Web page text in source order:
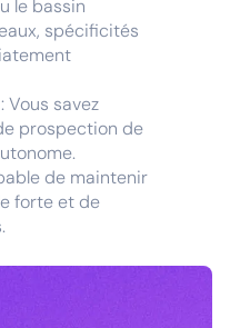
le bassin
spécificités
: Vous savez
prospection de
de maintenir
forte et de